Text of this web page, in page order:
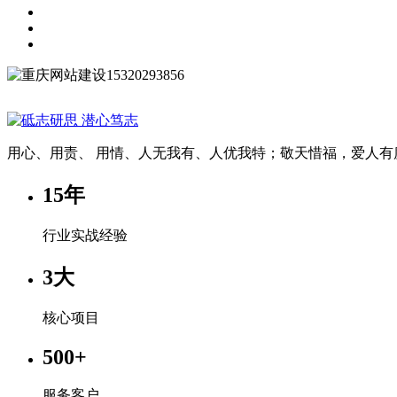
15320293856
用心、用责、 用情、人无我有、人优我特；敬天惜福，爱人有
15年
行业实战经验
3大
核心项目
500+